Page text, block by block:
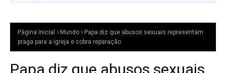
Página inicial Mundo
Papa diz que abusos sexuais representam
praga para a Igreja e cobra reparação
Papa diz que abusos sexuais